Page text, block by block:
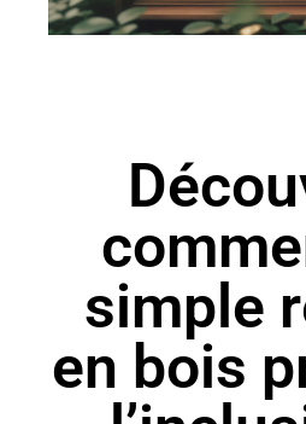
simple
en bois